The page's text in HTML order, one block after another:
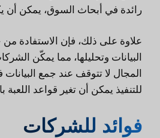
رائدة في أبحاث السوق، يمكن أن
علاوة على ذلك، فإن الاستفادة
البيانات وتحليلها، مما يمكّن
المجال لا تتوقف عند جمع
للتنفيذ يمكن أن تغير قواعد اللعبة
فوائد للشركات